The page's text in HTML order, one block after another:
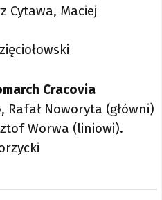
Cytawa, Maciej
Cracovia
Rafał Noworyta (główni)
Worwa (liniowi).